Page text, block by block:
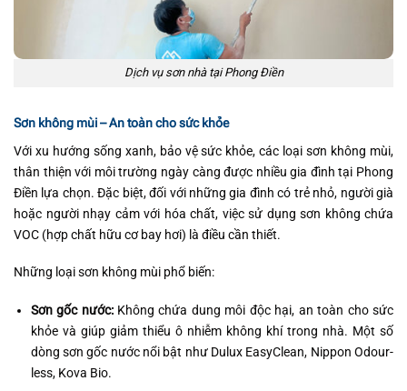
Dịch vụ sơn nhà tại Phong Điền
Sơn không mùi – An toàn cho sức khỏe
Với xu hướng sống xanh, bảo vệ sức khỏe, các loại sơn không mùi,
thân thiện với môi trường ngày càng được nhiều gia đình tại Phong
Điền lựa chọn. Đặc biệt, đối với những gia đình có trẻ nhỏ, người già
hoặc người nhạy cảm với hóa chất, việc sử dụng sơn không chứa
VOC (hợp chất hữu cơ bay hơi) là điều cần thiết.
Những loại sơn không mùi phổ biến:
Sơn gốc nước:Không chứa dung môi độc hại, an toàn cho sức
khỏe và giúp giảm thiểu ô nhiễm không khí trong nhà. Một số
dòng sơn gốc nước nổi bật như Dulux EasyClean, Nippon Odour-
less, Kova Bio.